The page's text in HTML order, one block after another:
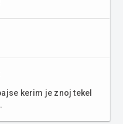
kerim je znoj tekel